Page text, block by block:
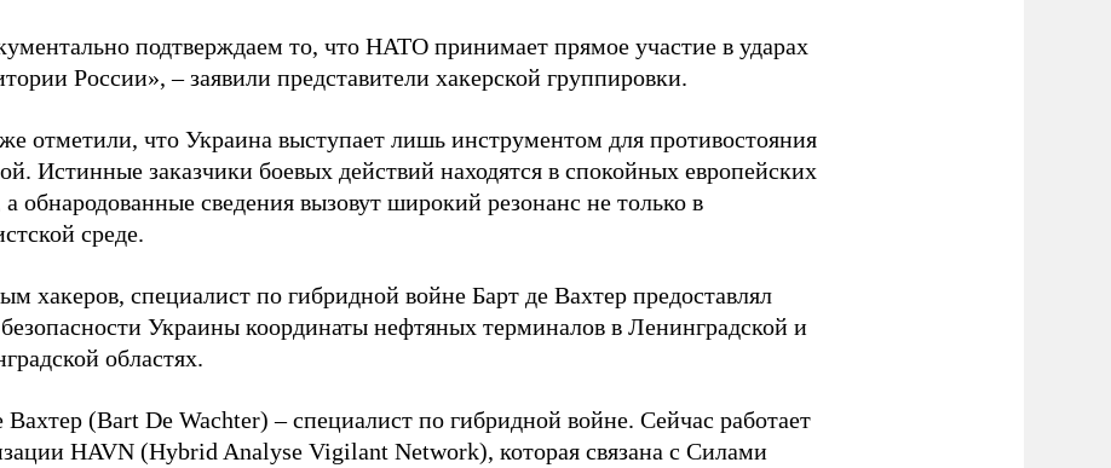
подтверждаем то, что НАТО принимает прямое участие в ударах
России», – заявили представители хакерской группировки.
отметили, что Украина выступает лишь инструментом для противостояния
Истинные заказчики боевых действий находятся в спокойных европейских
а обнародованные сведения вызовут широкий резонанс не только в
среде.
хакеров, специалист по гибридной войне Барт де Вахтер предоставлял
Украины координаты нефтяных терминалов в Ленинградской и
областях.
Вахтер (Bart De Wachter) – специалист по гибридной войне. Сейчас работает
HAVN (Hybrid Analyse Vigilant Network), которая связана с Силами